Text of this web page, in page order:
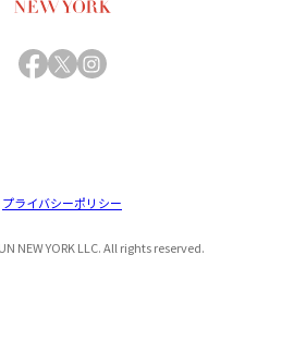
Facebook
X Instagram
NEW YORK LLC. All rights reserved.
プライバシーポリシー